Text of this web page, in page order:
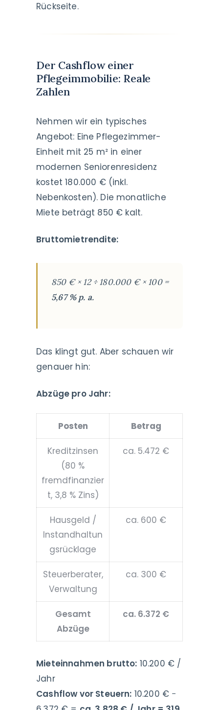
Rückseite.
Der Cashflow einer
Pflegeimmobilie: Reale
Zahlen
Nehmen wir ein typisches
Angebot: Eine Pflegezimmer-
Einheit mit 25 m² in einer
modernen Seniorenresidenz
kostet 180.000 € (inkl.
Nebenkosten). Die monatliche
Miete beträgt 850 € kalt.
Bruttomietrendite:
850 € × 12 ÷ 180.000 € × 100 =
5,67 % p. a.
Das klingt gut. Aber schauen wir
genauer hin:
Abzüge pro Jahr:
Posten Betrag
Kreditzinsen
(80 %
fremdfinanzier
t, 3,8 % Zins)
ca. 5.472 €
Hausgeld /
Instandhaltun
gsrücklage
ca. 600 €
Steuerberater,
Verwaltung
ca. 300 €
Gesamt
Abzüge
ca. 6.372 €
Mieteinnahmen brutto: 10.200 € /
Jahr
Cashflow vor Steuern: 10.200 € −